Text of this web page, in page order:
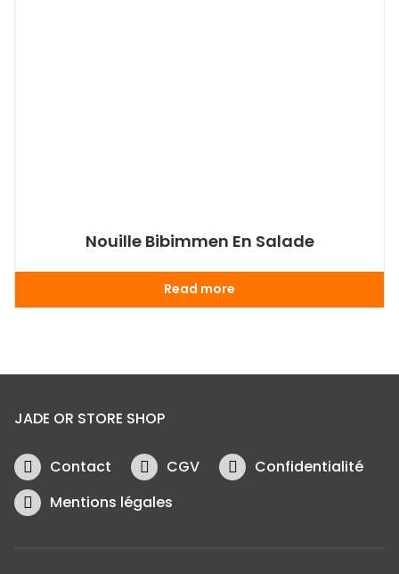
Nouille Bibimmen En Salade
Read more
JADE OR STORE SHOP
Contact CGV
Confidentialité
Mentions légales